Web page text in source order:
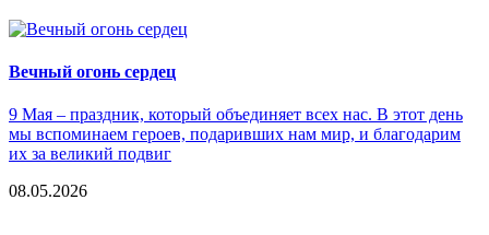
Вечный огонь сердец
9 Мая – праздник, который объединяет всех нас. В этот день
мы вспоминаем героев, подаривших нам мир, и благодарим
их за великий подвиг
08.05.2026